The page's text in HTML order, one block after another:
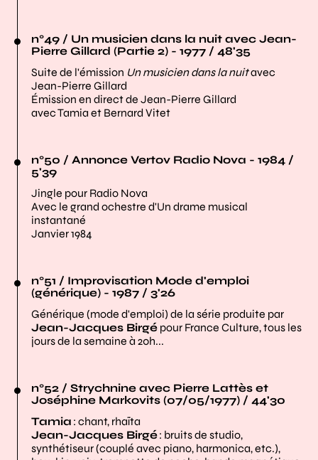
n°49 / Un musicien dans la nuit avec Jean-
Pierre Gillard (Partie 2) - 1977 / 48'35
Suite de l'émission Un musicien dans la nuitavec
Jean-Pierre Gillard
Émission en direct de Jean-Pierre Gillard
avec Tamia et Bernard Vitet
n°50 / Annonce Vertov Radio Nova - 1984 /
5'39
Jingle pour Radio Nova
Avec le grand ochestre d'Un drame musical
instantané
Janvier 1984
n°51 / Improvisation Mode d'emploi
(générique) - 1987 / 3'26
Générique (mode d'emploi) de la série produite par
Jean-Jacques Birgé pour France Culture, tous les
jours de la semaine à 20h...
n°52 / Strychnine avec Pierre Lattès et
Joséphine Markovits (07/05/1977) / 44'30
Tamia : chant, rhaïta
Jean-Jacques Birgé: bruits de studio,
synthétiseur (couplé avec piano, harmonica, etc.),